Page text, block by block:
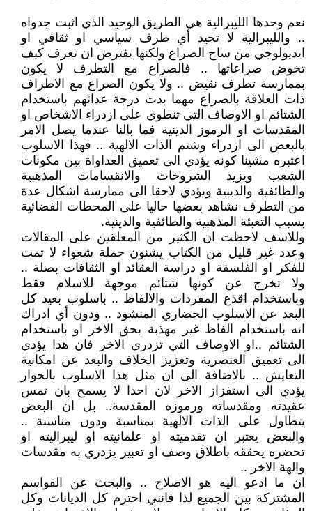
نعم وحدها الليبرالية هي الطريق الوحيد الذي اثبت جدواه
.. والليبرالية لا تحيد أي طرف سياسي او ثقافي او
ايديولوجي من ساح الصراع ولكنها يفترض ان تعرف كيف
تخوض صراعاتها .. فالصراع مع التطرف لا يكون
بممارسة تطرف نقيض .. ولا يكون الصراع مع الاطراف
ذات العلاقة بالصراع مهما بدت درجة عدائهم باستخدام
الشتائم او الاوصاف التي تنطوي على ازدراء الاشخاص او
المقدسات او الرموز الدينية فما بالنا عندما يصل الامر
بالبعض الى ازدراء وشتم الذات الالهية .. فهذا الاسلوب
اعتبره مشينا كونه يؤدي الى تعميق العداواة بين مكونات
الشعب ويزيد الشروخات والانقسامات المذهبية
والطائفية والدينية ويؤدي لاحقا الى ممارسة اشكال عدة
من التطرف نشاهد بعضها حاليا على المحطات الفضائية
بسبب التعبئة المذهبية والطائفية والدينية.
وللاسف لاحظت ان الكثير من المعلقين على المقالات
وعدد غير قليل من الكتاب يشنون حملة شعواء لا تمت
للفكر او الفلسفة او دراسة العقائد او الثقافات بصلة ..
ولا تخرج عن كونها شتائم موجهة للاسلام فقط
وباستخدام اقذع المفردات والالفاظ .. باسلوب بعيد كل
البعد عن الاسلوب الحضاري المنشود .. ودون أي ادراك
انه باستخدام الفاظ غير مهذبة بحق الاخر او باستخدام
الشتائم ..او الاوصاف التي تزدري الاخر فان هذا يؤدي
الى تعميق العنصرية وتعزيز الخلاف والبعد عن امكانية
التعايش .. بالاضافة الى ان مثل هذا الاسلوب بالحوار
يؤدي الى استفزاز الاخر لان احدا لا يسمح بان تمس
عقيدته ومقدساته ورموزه المقدسة.. بل ان البعض
يتطاول على الذات الالهية بمناسبة ودون مناسبة ..
والبعض يعتبر ان تقدميته او علمانيته او ليبراليته او
تحضره يحققه باطلاق وصف او تعبير يزدري به مقدسات
والهة الاخر ..
ان ما ادعو اليه هو الاصلاح .. والبحث عن القواسم
المشتركة بين الجميع لذا فانني احترم كل الديانات وكل